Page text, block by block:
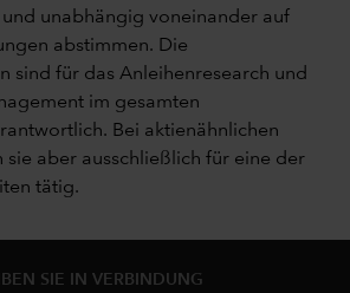
unabhängig voneinander auf
abstimmen. Die
sind für das Anleihenresearch und
im gesamten
Bei aktienähnlichen
sie aber ausschließlich für eine der
tätig.
SIE IN VERBINDUNG